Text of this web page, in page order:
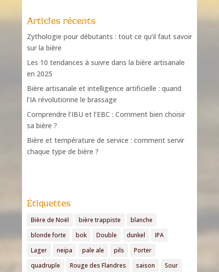
Articles récents
Zythologie pour débutants : tout ce qu’il faut savoir
sur la bière
Les 10 tendances à suivre dans la bière artisanale
en 2025
Bière artisanale et intelligence artificielle : quand
l’IA révolutionne le brassage
Comprendre l’IBU et l’EBC : Comment bien choisir
sa bière ?
Bière et température de service : comment servir
chaque type de bière ?
Étiquettes
Bière de Noël bière trappiste
blanche
blonde forte
bok Double dunkel
IPA
Lager
neipa pale ale pils
Porter
quadruple
Rouge des Flandres saison
Sour